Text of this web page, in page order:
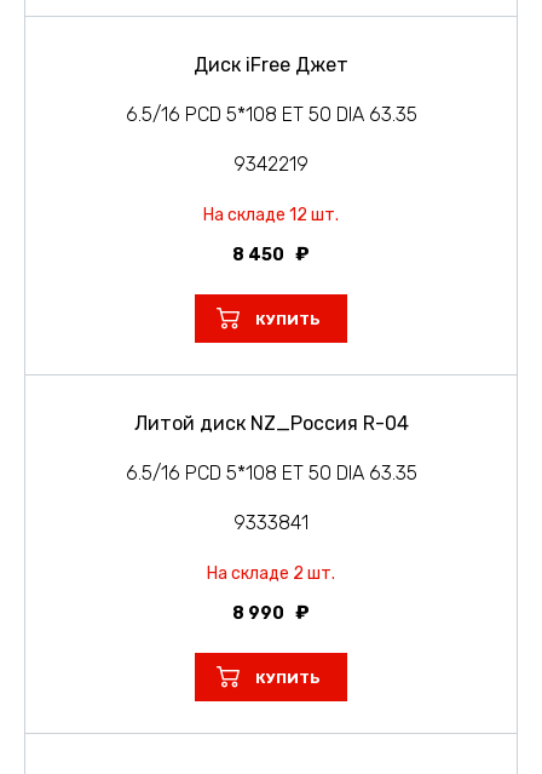
Диск iFree Джет
6.5/16 PCD 5*108 ET 50 DIA 63.35
9342219
На складе 12 шт.
8 450
КУПИТЬ
Литой диск NZ_Россия R-04
6.5/16 PCD 5*108 ET 50 DIA 63.35
9333841
На складе 2 шт.
8 990
КУПИТЬ